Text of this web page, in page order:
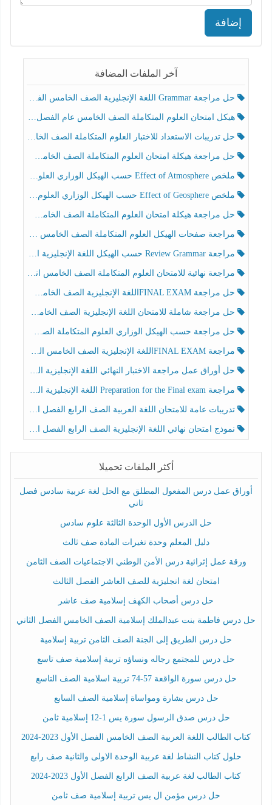
إضافة
آخر الملفات المضافة
حل مراجعة Grammar اللغة الإنجليزية الصف الخامس الفصل الثالث
هيكل امتحان العلوم المتكاملة الصف الخامس عام الفصل الدراسي الثالث 2025-2026
حل تدريبات الاستعداد للاختبار العلوم المتكاملة الصف الخامس عام الفصل الثالث
حل مراجعة هيكلة امتحان العلوم المتكاملة الصف الخامس انسبير الفصل الثالث
ملخص Effect of Atmosphere حسب الهيكل الوزاري العلوم المتكاملة الصف الخامس انسبير الفصل الثالث
ملخص Effect of Geosphere حسب الهيكل الوزاري العلوم المتكاملة الصف الخامس انسبير الفصل الثالث
حل مراجعة هيكلة امتحان العلوم المتكاملة الصف الخامس عام الفصل الثالث
مراجعة صفحات الهيكل العلوم المتكاملة الصف الخامس انسبير الفصل الثالث
مراجعة Review Grammar حسب الهيكل اللغة الإنجليزية الصف الخامس الفصل الثالث
مراجعة نهائية للامتحان العلوم المتكاملة الصف الخامس انسبير الفصل الثالث
حل مراجعة FINAL EXAMاللغة الإنجليزية الصف الخامس الفصل الثالث
حل مراجعة شاملة للامتحان اللغة الإنجليزية الصف الخامس الفصل الثالث
حل مراجعة حسب الهيكل الوزاري العلوم المتكاملة الصف الخامس عام الفصل الثالث
مراجعة FINAL EXAMاللغة الإنجليزية الصف الخامس الفصل الثالث
حل أوراق عمل مراجعة الاختبار النهائي اللغة الإنجليزية الصف الرابع الفصل الثالث
مراجعة Preparation for the Final exam اللغة الإنجليزية الصف الرابع الفصل الثالث
تدريبات عامة للامتحان اللغة العربية الصف الرابع الفصل الثالث
نموذج امتحان نهائي اللغة الإنجليزية الصف الرابع الفصل الثالث
أكثر الملفات تحميلا
أوراق عمل درس المفعول المطلق مع الحل لغة عربية سادس فصل
ثاني
حل الدرس الأول الوحدة الثالثة علوم سادس
دليل المعلم وحدة تغيرات المادة صف ثالث
ورقة عمل إثرائية درس الأمن الوطني الاجتماعيات الصف الثامن
امتحان لغة انجليزية للصف العاشر الفصل الثالث
حل درس أصحاب الكهف إسلامية صف عاشر
حل درس فاطمة بنت عبدالملك إسلامية الصف الخامس الفصل الثاني
حل درس الطريق إلى الجنة الصف الثامن تربية إسلامية
حل درس للمجتمع رجاله ونساؤه تربية إسلامية صف تاسع
حل درس سورة الواقعة 57-74 تربية اسلامية الصف التاسع
حل درس بشارة ومواساة إسلامية الصف السابع
حل درس صدق الرسول سورة يس 1-12 إسلامية ثامن
كتاب الطالب اللغة العربية الصف الخامس الفصل الأول 2023-2024
حلول كتاب النشاط لغة عربية الوحدة الاولى والثانية صف رابع
كتاب الطالب لغة عربية الصف الرابع الفصل الأول 2023-2024
حل درس مؤمن ال يس تربية إسلامية صف ثامن